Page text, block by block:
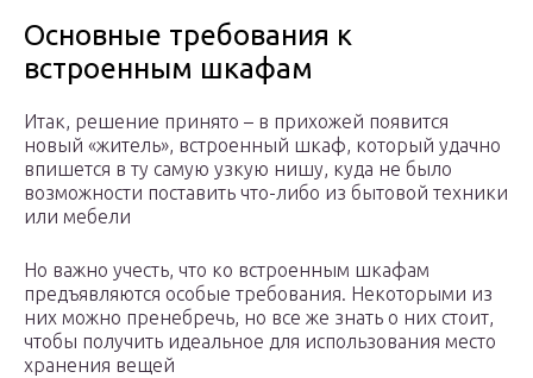
Основные требования к
встроенным шкафам
Итак, решение принято – в прихожей появится
новый «житель», встроенный шкаф, который удачно
впишется в ту самую узкую нишу, куда не было
возможности поставить что-либо из бытовой техники
или мебели
Но важно учесть, что ко встроенным шкафам
предъявляются особые требования. Некоторыми из
них можно пренебречь, но все же знать о них стоит,
чтобы получить идеальное для использования место
хранения вещей